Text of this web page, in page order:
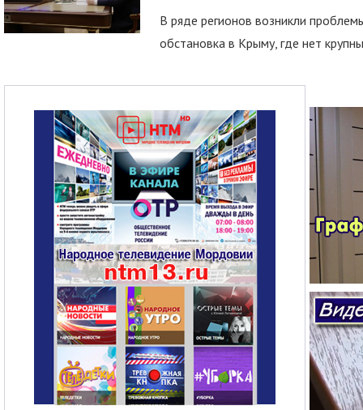
В ряде регионов возникли
обстановка в Крыму, где нет